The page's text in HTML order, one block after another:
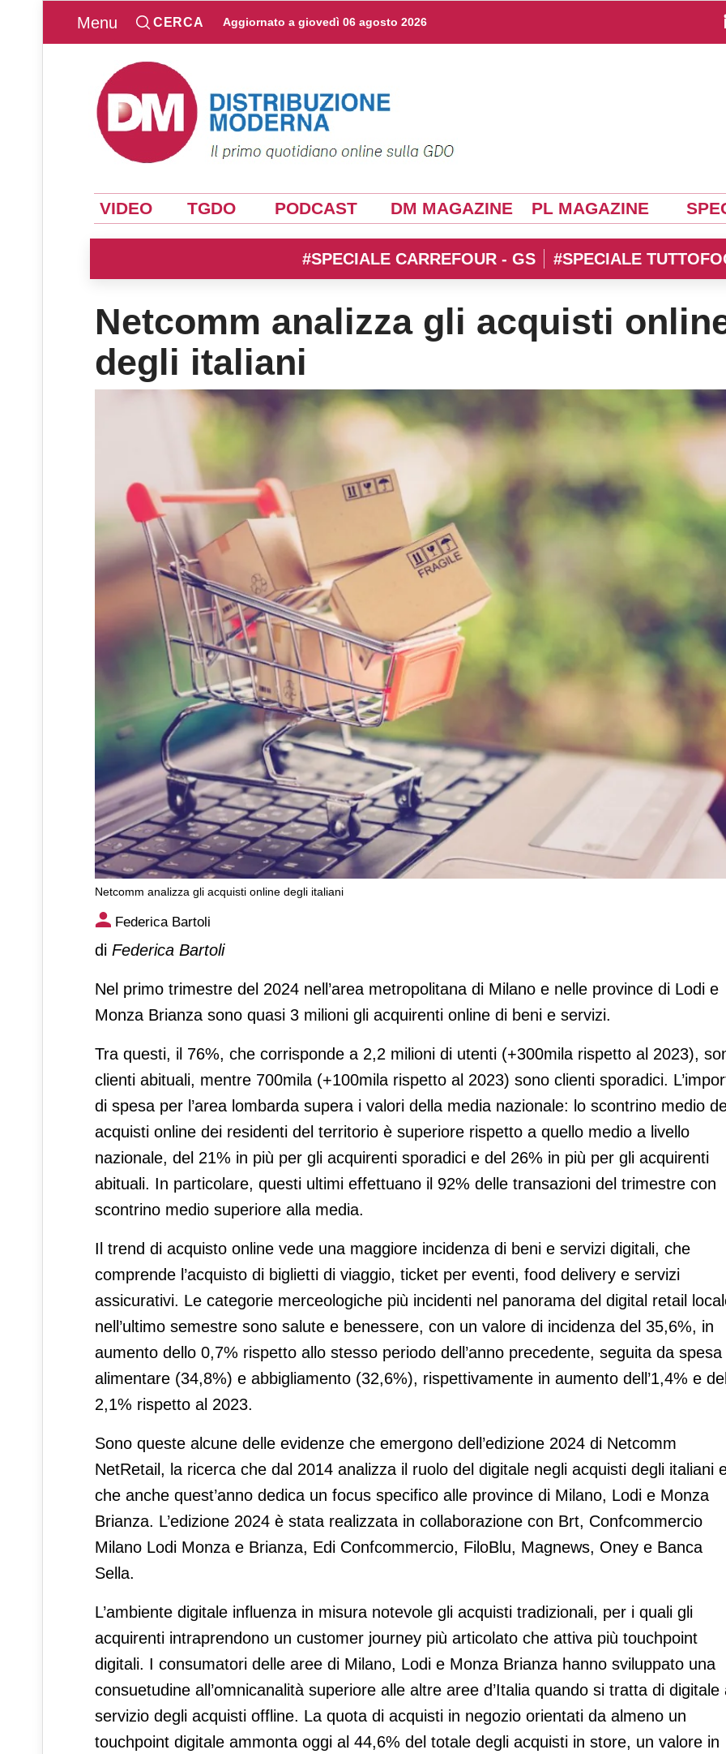
Menu CERCA Aggiornato a giovedì 06 agosto 2026
VIDEO TGDO PODCAST DM MAGAZINE PL MAGAZINE
#SPECIALE CARREFOUR - GS #SPECIALE
Netcomm analizza gli acquisti
degli italiani
Netcomm analizza gli acquisti online degli italiani
Netcomm analizza gli acquisti online degli italiani
Federica Bartoli
di Federica Bartoli
Nel primo trimestre del 2024 nell’area metropolitana di Milano e nelle province di Lodi e
Monza Brianza sono quasi 3 milioni gli acquirenti online di beni e servizi.
Tra questi, il 76%, che corrisponde a 2,2 milioni di utenti (+300mila rispetto al 2023),
clienti abituali, mentre 700mila (+100mila rispetto al 2023) sono clienti sporadici.
di spesa per l’area lombarda supera i valori della media nazionale: lo scontrino medio
acquisti online dei residenti del territorio è superiore rispetto a quello medio a livello
nazionale, del 21% in più per gli acquirenti sporadici e del 26% in più per gli acquirenti
abituali. In particolare, questi ultimi effettuano il 92% delle transazioni del trimestre con
scontrino medio superiore alla media.
Il trend di acquisto online vede una maggiore incidenza di beni e servizi digitali, che
comprende l’acquisto di biglietti di viaggio, ticket per eventi, food delivery e servizi
assicurativi. Le categorie merceologiche più incidenti nel panorama del digital retail
nell’ultimo semestre sono salute e benessere, con un valore di incidenza del 35,6%, in
aumento dello 0,7% rispetto allo stesso periodo dell’anno precedente, seguita da spesa
alimentare (34,8%) e abbigliamento (32,6%), rispettivamente in aumento dell’1,4% e
2,1% rispetto al 2023.
Sono queste alcune delle evidenze che emergono dell’edizione 2024 di Netcomm
NetRetail, la ricerca che dal 2014 analizza il ruolo del digitale negli acquisti degli italiani
che anche quest’anno dedica un focus specifico alle province di Milano, Lodi e Monza
Brianza. L’edizione 2024 è stata realizzata in collaborazione con Brt, Confcommercio
Milano Lodi Monza e Brianza, Edi Confcommercio, FiloBlu, Magnews, Oney e Banca
Sella.
L’ambiente digitale influenza in misura notevole gli acquisti tradizionali, per i quali gli
acquirenti intraprendono un customer journey più articolato che attiva più touchpoint
digitali. I consumatori delle aree di Milano, Lodi e Monza Brianza hanno sviluppato una
consuetudine all’omnicanalità superiore alle altre aree d’Italia quando si tratta di digitale
servizio degli acquisti offline. La quota di acquisti in negozio orientati da almeno un
touchpoint digitale ammonta oggi al 44,6% del totale degli acquisti in store, un valore in